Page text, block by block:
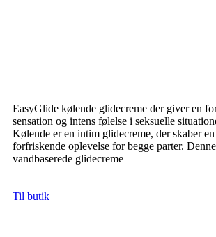
EasyGlide kølende glidecreme der giver en
sensation og intens følelse i seksuelle
Kølende er en intim glidecreme, der skaber
forfriskende oplevelse for begge parter.
vandbaserede glidecreme
Til butik